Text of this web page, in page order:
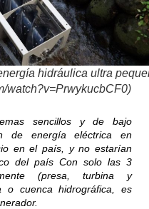
hidráulica ultra
watch?v=PrwykucbCF0)
sencillos y de bajo
de energía eléctrica en
en el país, y no estarían
del país Con solo las 3
(presa, turbina y
o cuenca hidrográfica, es